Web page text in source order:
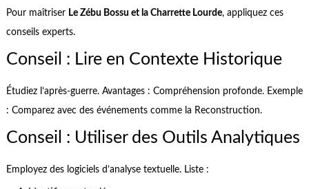
Pour maîtriser Le Zébu Bossu et la Charrette Lourde, appliquez ces
conseils experts.
Conseil : Lire en Contexte Historique
Étudiez l’après-guerre. Avantages : Compréhension profonde. Exemple
: Comparez avec des événements comme la Reconstruction.
Conseil : Utiliser des Outils Analytiques
Employez des logiciels d’analyse textuelle. Liste :